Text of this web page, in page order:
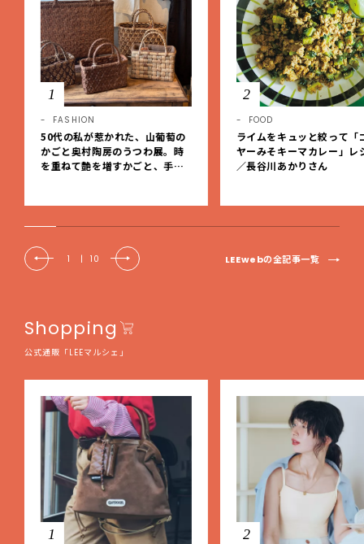
1
FASHION
50代の私が惹かれた、山葡萄の
かごと奥村陶房のうつわ展。時
を重ねて艶を増すかごと、手仕
2
FOOD
ライムをキュッと絞って「
ヤーみそキーマカレー」レ
／長谷川あかりさん
1 | 10 LEEwebの全記事一覧
Shopping
公式通販「LEEマルシェ」
1 2